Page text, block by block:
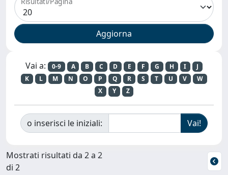
Vai a: 0-9 A B C D E F G H I
J
K
L M N O P Q R S T U V
W
X
Y Z
o inserisci le iniziali:
Mostrati risultati da 2 a 2
di 2